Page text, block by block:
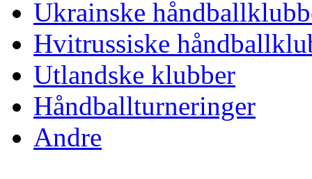
Ukrainske
Hvitrussiske
Utlandske klubber
Håndballturneringer
Andre